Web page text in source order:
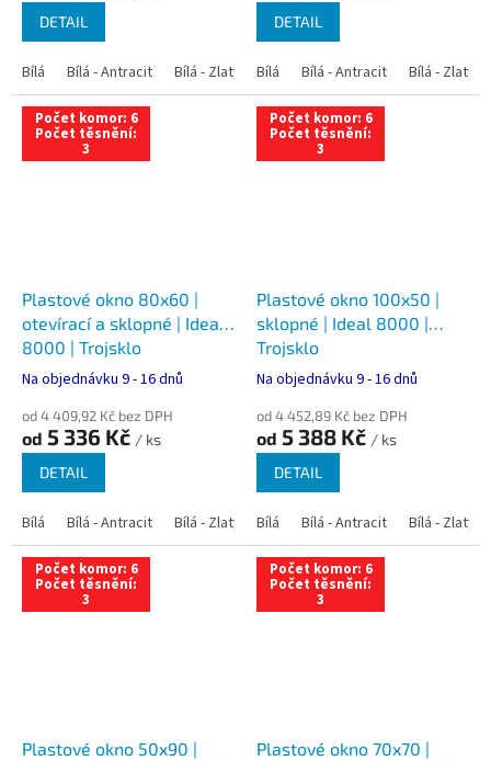
DETAIL
Bílá Bílá - Antracit Bílá - Zlatý dub Bílá - Tmavý dub Bílá -
DETAIL
Bílá Bílá - Antracit Bílá - Zlatý
Počet komor: 6
Počet těsnění:
3
Plastové okno 80x60 |
otevírací a sklopné | Ideal
8000 | Trojsklo
Na objednávku 9 - 16 dnů
od 4 409,92 Kč bez DPH
od 5 336 Kč / ks
DETAIL
Bílá Bílá - Antracit Bílá - Zlatý dub Bílá - Tmavý dub Bílá -
Počet komor: 6
Počet těsnění:
3
Plastové okno 100x50 |
sklopné | Ideal 8000 |
Trojsklo
Na objednávku 9 - 16 dnů
od 4 452,89 Kč bez DPH
od 5 388 Kč / ks
DETAIL
Bílá Bílá - Antracit Bílá - Zlatý
Počet komor: 6
Počet těsnění:
3
Plastové okno 50x90 |
Počet komor: 6
Počet těsnění:
3
Plastové okno 70x70 |